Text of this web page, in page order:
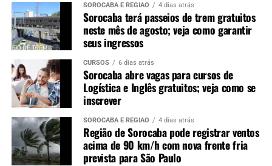
SOROCABA E REGIÃO 4 dias atrás
Sorocaba terá passeios de trem gratuitos
neste mês de agosto; veja como garantir
seus ingressos
CURSOS 6 dias atrás
Sorocaba abre vagas para cursos de
Logística e Inglês gratuitos; veja como se
inscrever
SOROCABA E REGIÃO 4 dias atrás
Região de Sorocaba pode registrar ventos
acima de 90 km/h com nova frente fria
prevista para São Paulo